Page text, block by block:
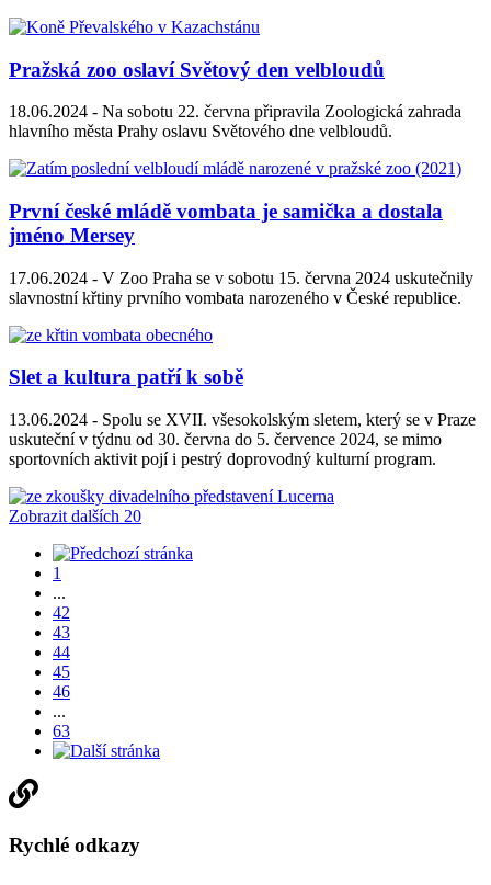
Pražská zoo oslaví Světový den velbloudů
18.06.2024 - Na sobotu 22. června připravila Zoologická zahrada
hlavního města Prahy oslavu Světového dne velbloudů.
První české mládě vombata je samička a dostala
jméno Mersey
17.06.2024 - V Zoo Praha se v sobotu 15. června 2024 uskutečnily
slavnostní křtiny prvního vombata narozeného v České republice.
Slet a kultura patří k sobě
13.06.2024 - Spolu se XVII. všesokolským sletem, který se v Praze
uskuteční v týdnu od 30. června do 5. července 2024, se mimo
sportovních aktivit pojí i pestrý doprovodný kulturní program.
Zobrazit dalších 20
1
...
42
43
44
45
46
...
63
Rychlé odkazy